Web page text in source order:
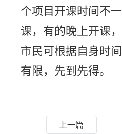
个项目开课时间不
课，有的晚上开课
市民可根据自身时
有限，先到先得。
上一篇